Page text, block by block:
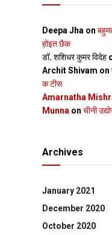
Deepa Jha on
होइत छैक
डॉ. शशिधर कुमर विदेह
Archit Shivam on
क टीस
Amarnatha
Munna on चीनी
Archives
January 2021
December 2020
October 2020